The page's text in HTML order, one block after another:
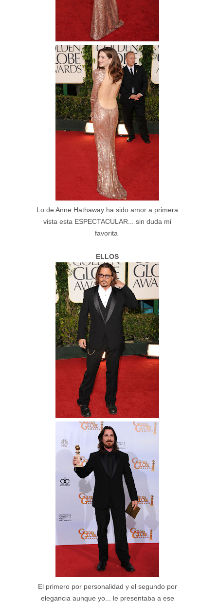
Lo de Anne Hathaway ha sido amor a primera
vista esta ESPECTACULAR... sin duda mi
favorita
ELLOS
El primero por personalidad y el segundo por
elegancia aunque yo... le presentaba a ese